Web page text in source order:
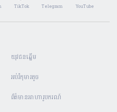
TikTok Telegram YouTube
យុវជនឆ្នើម
អប់រំកុមារតូច
ព័ត៌មានអាហារូបករណ៍